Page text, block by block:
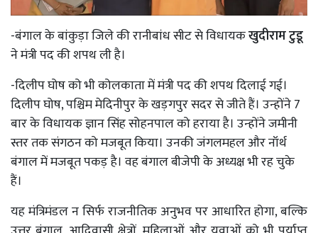
-बंगाल के बांकुड़ा जिले की रानीबांध सीट से विधायकखुदीराम टुडू
ने मंत्री पद की शपथ ली है।
-दिलीप घोष को भी कोलकाता में मंत्री पद की शपथ दिलाई गई।
दिलीप घोष, पश्चिम मेदिनीपुर के खड़गपुर सदर से जीते हैं। उन्होंने 7
बार के विधायक ज्ञान सिंह सोहनपाल को हराया है। उन्होंने जमीनी
स्तर तक संगठन को मजबूत किया। उनकी जंगलमहल और नॉर्थ
बंगाल में मजबूत पकड़ है। वह बंगाल बीजेपी के अध्यक्ष भी रह चुके
हैं।
यह मंत्रिमंडल न सिर्फ राजनीतिक अनुभव पर आधारित होगा, बल्कि